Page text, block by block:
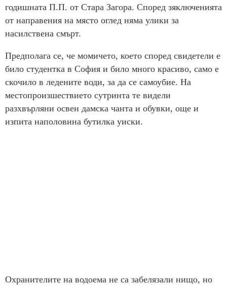
годишната П.П. от Стара Загора. Според зяключенията
от направения на място оглед няма улики за
насилствена смърт.
Предполага се, че момичето, което според свидетели е
било студентка в София и било много красиво, само е
скочило в ледените води, за да се самоубие. На
местопроизшествието сутринта те видели
разхвърляни освен дамска чанта и обувки, още и
изпита наполовина бутилка уиски.
Охранителите на водоема не са забелязали нищо, но